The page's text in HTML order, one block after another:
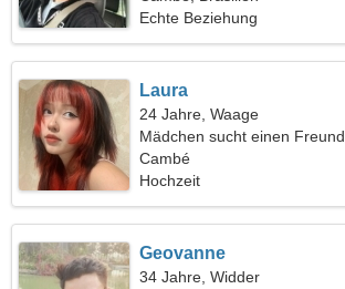
Echte Beziehung
Laura
24 Jahre, Waage
Mädchen sucht einen Freund
Cambé
Hochzeit
Geovanne
34 Jahre, Widder